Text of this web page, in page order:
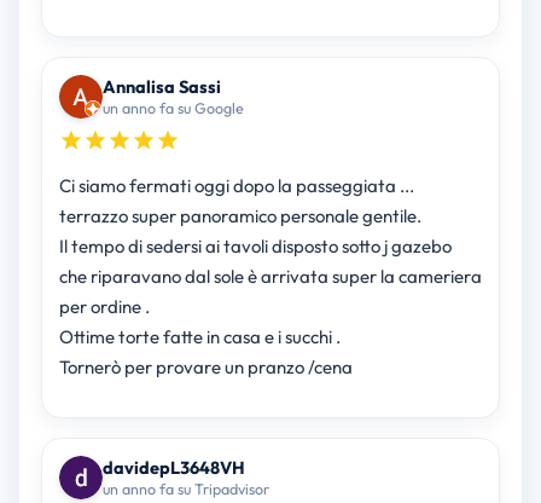
Annalisa Sassi
un anno fa su Google
Ci siamo fermati oggi dopo la passeggiata ...
terrazzo super panoramico personale gentile.
Il tempo di sedersi ai tavoli disposto sotto j gazebo
che riparavano dal sole è arrivata super la cameriera
per ordine .
Ottime torte fatte in casa e i succhi .
Tornerò per provare un pranzo /cena
davidepL3648VH
un anno fa su Tripadvisor